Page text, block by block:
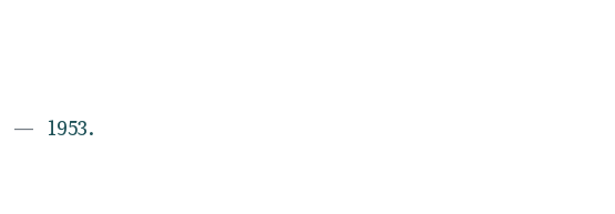
1953.